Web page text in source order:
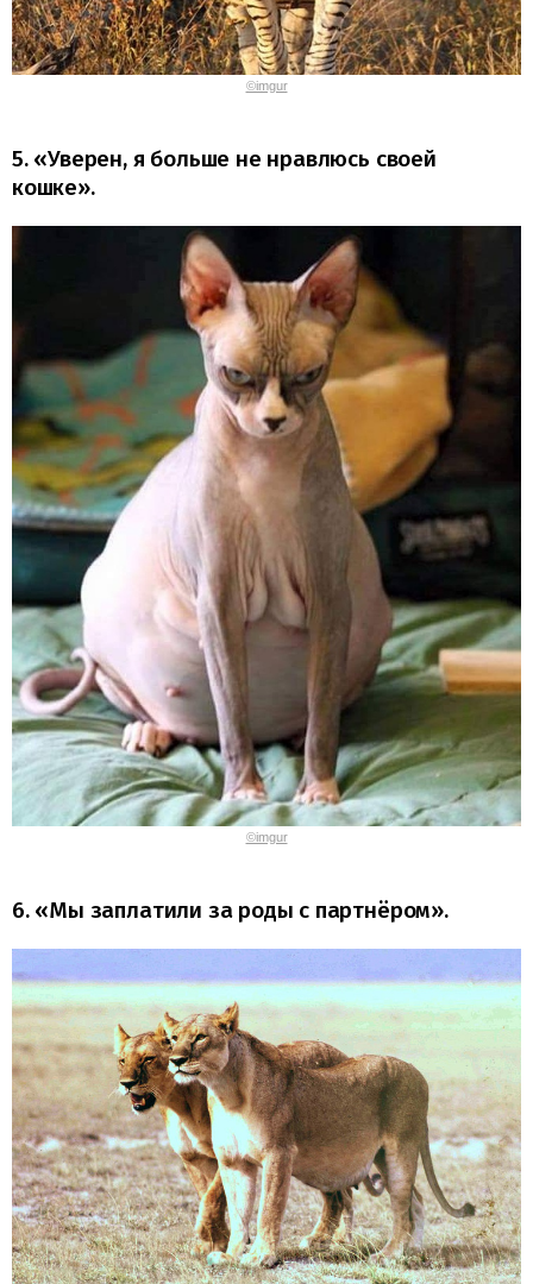
©imgur
5. «Уверен, я больше не нравлюсь своей
кошке».
©imgur
6. «Мы заплатили за роды с партнёром».